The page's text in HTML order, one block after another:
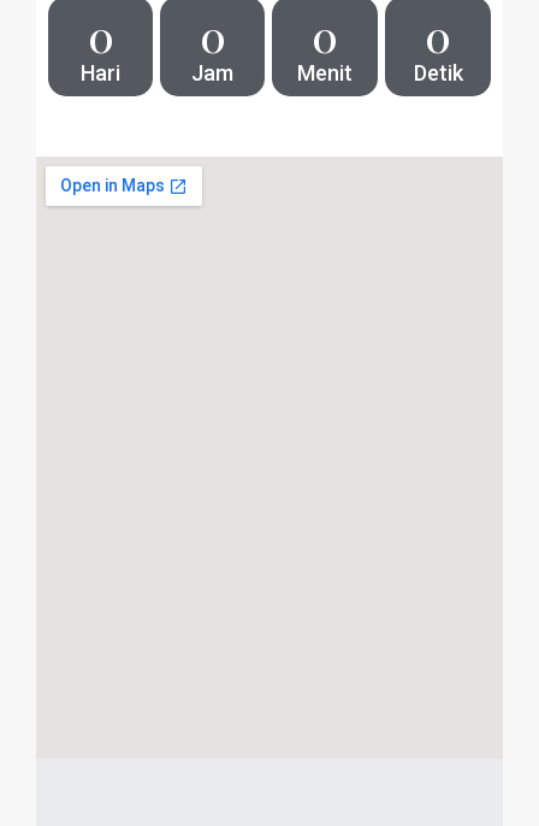
0
Hari
0
Jam
0
Menit
0
Detik